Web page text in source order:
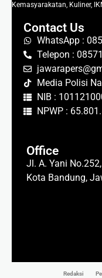
Kemasyarakatan, Kuliner,
Contact Us
WhatsApp :
Telepon :
Media Polisi
NIB :
NPWP :
Office
Jl. A. Yani
Kota Bandung,
Redaksi